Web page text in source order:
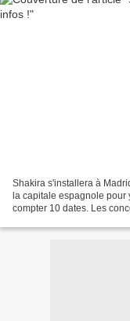
Shakira s'installera à
la capitale espagnole pour
compter 10 dates. Les